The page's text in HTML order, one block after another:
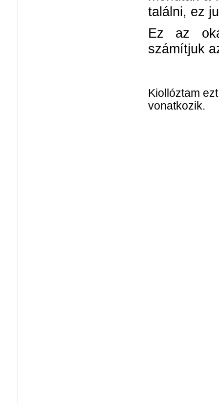
találni, ez
Ez az
számítjuk
Kiollóztam
vonatkozik.